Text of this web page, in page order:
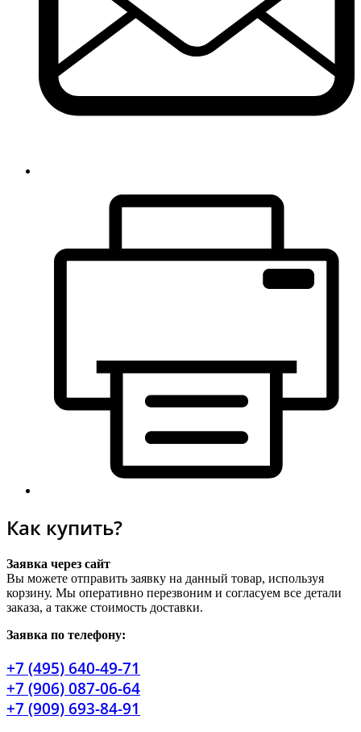
Как купить?
Заявка через сайт
Вы можете отправить заявку на данный товар, используя
корзину. Мы оперативно перезвоним и согласуем все детали
заказа, а также стоимость доставки.
Заявка по телефону:
+7 (495) 640-49-71
+7 (906) 087-06-64
+7 (909) 693-84-91